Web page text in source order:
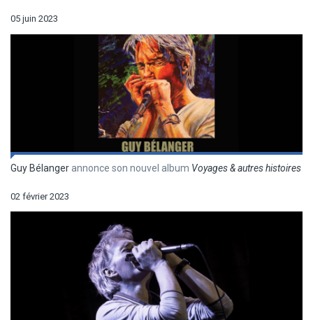
05 juin 2023
Guy Bélanger annonce son nouvel album Voyages & autres histoires
02 février 2023